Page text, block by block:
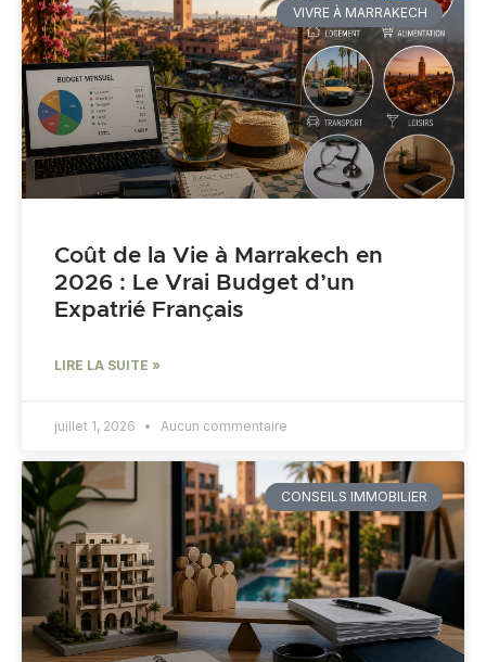
VIVRE À MARRAKECH
Coût de la Vie à Marrakech en
2026 : Le Vrai Budget d’un
Expatrié Français
LIRE LA SUITE »
juillet 1, 2026 Aucun commentaire
CONSEILS IMMOBILIER